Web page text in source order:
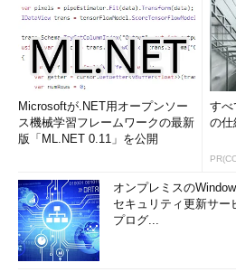
Microsoftが.NET用オープンソー
ス機械学習フレームワークの最新
版「ML.NET 0.11」を公開
すべ
の仕
オンプレミスの
セキュリティ更新サー
プログ...